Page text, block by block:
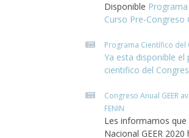
Disponible
Curso Pre-Congreso
Programa Científico del
Ya esta disponible el
cientifico del
Congreso Anual GEER
FENIN
Les informamos que
Nacional GEER 2020